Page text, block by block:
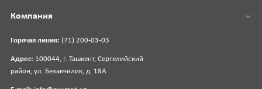
Горячая линия: (71) 200-03-03
Адрес: 100044, г. Ташкент, Сергелийский
район, ул. Безакчилик, д. 18А
Компания